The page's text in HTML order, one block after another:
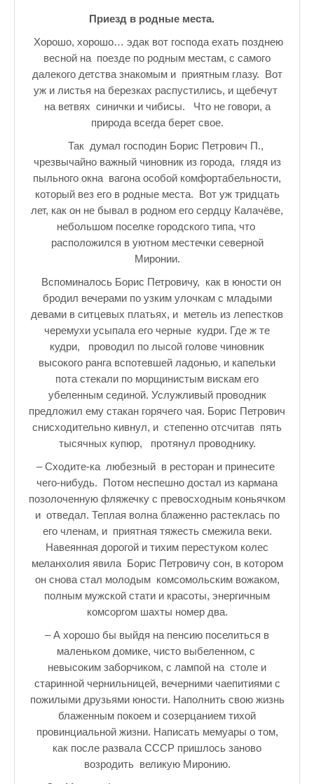
♪♫Красивые стихи★
♪♫Песни Высоцкого★
♪♫Eще раз про любовь★
♪♫Песни в стиле реп★
♪♫Рассказы★
♪♫Рассказы 2★
Top видео студии
Лучшее фото недели
Лучшее фото дня
Фотоссесия. Лучшие спортсмены.
От улыбки станет всем светлей
Настольный теннис в Пушкине Санкт-Петербург. Клубы и
Секции настольного тенниса в Пушкинском районе
Куда уходит детство
Зарядись позитивом
Это интересно знать
Настольный теннис в Пушкине Санкт — Петербург РПЦ
Босоногое детство мое
Лучшие стихи про детство
Отечество нам Царское Село.
Тренеры по настольному теннису в Пушкине
Звездное видео
Лучшие рассказы
♪♫Рассказы 4★
Приезд в родные места.
Хорошо, хорошо… эдак вот господа ехать позднею
весной на поезде по родным местам, с самого
далекого детства знакомым и приятным глазу. Вот
уж и листья на березках распустились, и щебечут
на ветвях синички и чибисы. Что не говори, а
природа всегда берет свое.
Так думал господин Борис Петрович П.,
чрезвычайно важный чиновник из города, глядя из
пыльного окна вагона особой комфортабельности,
который вез его в родные места. Вот уж тридцать
лет, как он не бывал в родном его сердцу Калачёве,
небольшом поселке городского типа, что
расположился в уютном местечки северной
Миронии.
Вспоминалось Борис Петровичу, как в юности он
бродил вечерами по узким улочкам с младыми
девами в ситцевых платьях, и метель из лепестков
черемухи усыпала его черные кудри. Где ж те
кудри, проводил по лысой голове чиновник
высокого ранга вспотевшей ладонью, и капельки
пота стекали по морщинистым вискам его
убеленным сединой. Услужливый проводник
предложил ему стакан горячего чая. Борис Петрович
снисходительно кивнул, и степенно отсчитав пять
тысячных купюр, протянул проводнику.
– Сходите-ка любезный в ресторан и принесите
чего-нибудь. Потом неспешно достал из кармана
позолоченную фляжечку с превосходным коньячком
и отведал. Теплая волна блаженно растеклась по
его членам, и приятная тяжесть смежила веки.
Навеянная дорогой и тихим перестуком колес
меланхолия явила Борис Петровичу сон, в котором
он снова стал молодым комсомольским вожаком,
полным мужской стати и красоты, энергичным
комсоргом шахты номер два.
– А хорошо бы выйдя на пенсию поселиться в
маленьком домике, чисто выбеленном, с
невысоким заборчиком, с лампой на столе и
старинной чернильницей, вечерними чаепитиями с
пожилыми друзьями юности. Наполнить свою жизнь
блаженным покоем и созерцанием тихой
провинциальной жизни. Написать мемуары о том,
как после развала СССР пришлось заново
возродить великую Миронию.